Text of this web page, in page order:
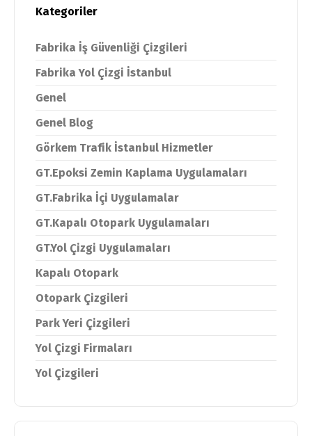
Kategoriler
Fabrika İş Güvenliği Çizgileri
Fabrika Yol Çizgi İstanbul
Genel
Genel Blog
Görkem Trafik İstanbul Hizmetler
GT.Epoksi Zemin Kaplama Uygulamaları
GT.Fabrika İçi Uygulamalar
GT.Kapalı Otopark Uygulamaları
GT.Yol Çizgi Uygulamaları
Kapalı Otopark
Otopark Çizgileri
Park Yeri Çizgileri
Yol Çizgi Firmaları
Yol Çizgileri